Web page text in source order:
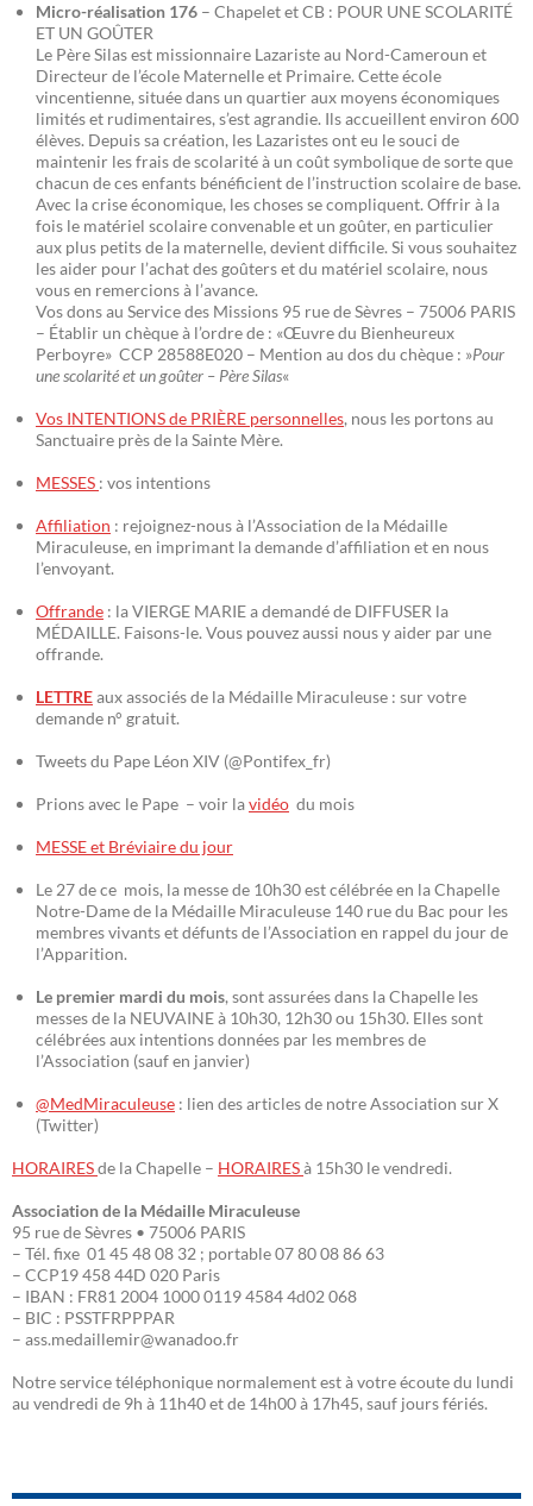
Micro-réalisation 176 – Chapelet et CB : POUR UNE SCOLARITÉ
ET UN GOÛTER
Le Père Silas est missionnaire Lazariste au Nord-Cameroun et
Directeur de l’école Maternelle et Primaire. Cette école
vincentienne, située dans un quartier aux moyens économiques
limités et rudimentaires, s’est agrandie. Ils accueillent environ 600
élèves. Depuis sa création, les Lazaristes ont eu le souci de
maintenir les frais de scolarité à un coût symbolique de sorte que
chacun de ces enfants bénéficient de l’instruction scolaire de base.
Avec la crise économique, les choses se compliquent. Offrir à la
fois le matériel scolaire convenable et un goûter, en particulier
aux plus petits de la maternelle, devient difficile. Si vous souhaitez
les aider pour l’achat des goûters et du matériel scolaire, nous
vous en remercions à l’avance.
Vos dons au Service des Missions 95 rue de Sèvres – 75006 PARIS
– Établir un chèque à l’ordre de : «Œuvre du Bienheureux
Perboyre» CCP 28588E020 – Mention au dos du chèque : »Pour
une scolarité et un goûter – Père Silas«
Vos INTENTIONS de PRIÈRE personnelles, nous les portons au
Sanctuaire près de la Sainte Mère.
MESSES : vos intentions
Affiliation : rejoignez-nous à l’Association de la Médaille
Miraculeuse, en imprimant la demande d’affiliation et en nous
l’envoyant.
Offrande : la VIERGE MARIE a demandé de DIFFUSER la
MÉDAILLE. Faisons-le. Vous pouvez aussi nous y aider par une
offrande.
LETTREaux associés de la Médaille Miraculeuse : sur votre
demande n° gratuit.
Tweets du Pape Léon XIV (@Pontifex_fr)
Prions avec le Pape – voir lavidéo du mois
MESSE et Bréviaire du jour
Le 27 de ce mois, la messe de 10h30 est célébrée en la Chapelle
Notre-Dame de la Médaille Miraculeuse 140 rue du Bac pour les
membres vivants et défunts de l’Association en rappel du jour de
l’Apparition.
Le premier mardi du mois, sont assurées dans la Chapelle les
messes de la NEUVAINE à 10h30, 12h30 ou 15h30. Elles sont
célébrées aux intentions données par les membres de
l’Association (sauf en janvier)
@MedMiraculeuse : lien des articles de notre Association sur X
(Twitter)
HORAIRESde la Chapelle – HORAIRESà 15h30 le vendredi.
Association de la Médaille Miraculeuse
95 rue de Sèvres • 75006 PARIS
– Tél. fixe 01 45 48 08 32 ; portable 07 80 08 86 63
– CCP19 458 44D 020 Paris
– IBAN : FR81 2004 1000 0119 4584 4d02 068
– BIC : PSSTFRPPPAR
– ass.medaillemir@wanadoo.fr
Notre service téléphonique normalement est à votre écoute du lundi
au vendredi de 9h à 11h40 et de 14h00 à 17h45, sauf jours fériés.